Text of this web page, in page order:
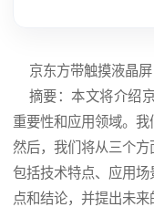
京东方带触摸液晶屏
摘要：本文将介绍
重要性和应用领域。我
然后，我们将从三个方
包括技术特点、应用
点和结论，并提出未来